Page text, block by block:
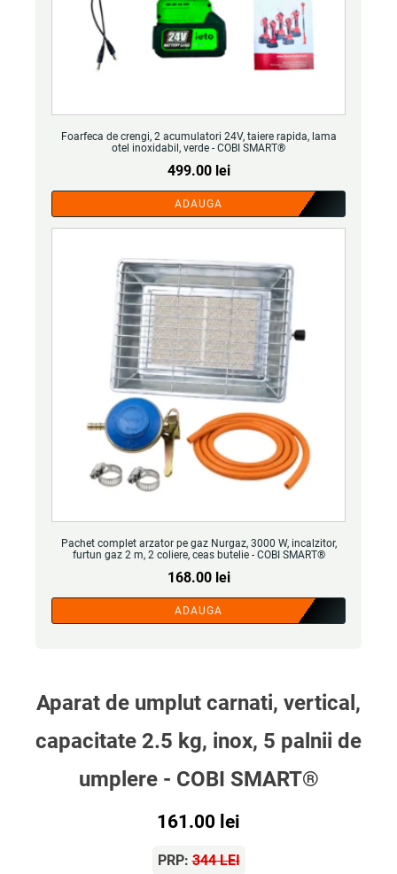
Foarfeca de crengi, 2 acumulatori 24V, taiere rapida, lama
otel inoxidabil, verde - COBI SMART®
499.00 lei
ADAUGA
Pachet complet arzator pe gaz Nurgaz, 3000 W, incalzitor,
furtun gaz 2 m, 2 coliere, ceas butelie - COBI SMART®
168.00 lei
ADAUGA
Aparat de umplut carnati, vertical,
capacitate 2.5 kg, inox, 5 palnii de
umplere - COBI SMART®
161.00 lei
PRP:344 LEI